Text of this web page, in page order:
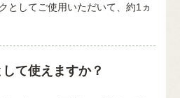
としてご使用いただいて、約1ヵ
て使えますか？